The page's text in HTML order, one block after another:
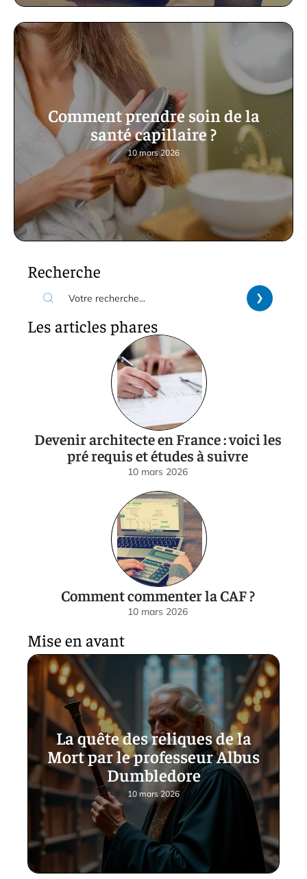
Comment prendre soin de la
santé capillaire ?
10 mars 2026
Recherche
Les articles phares
Devenir architecte en France : voici les
pré requis et études à suivre
10 mars 2026
Comment commenter la CAF ?
10 mars 2026
Mise en avant
La quête des reliques de la
Mort par le professeur Albus
Dumbledore
10 mars 2026